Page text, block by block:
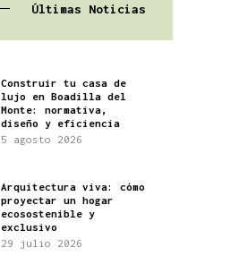
Últimas Noticias
Construir tu casa de
lujo en Boadilla del
Monte: normativa,
diseño y eficiencia
5 agosto 2026
Arquitectura viva: cómo
proyectar un hogar
ecosostenible y
exclusivo
29 julio 2026